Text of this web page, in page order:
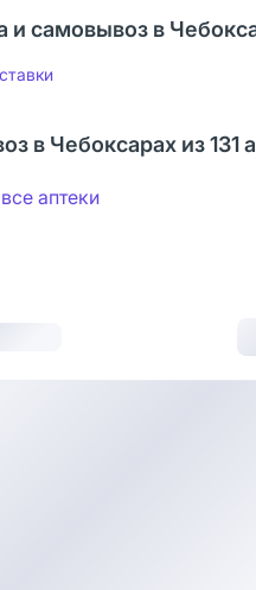
и самовывоз в
в Чебоксарах из 131
аптеки